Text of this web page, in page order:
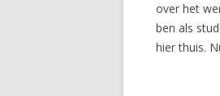
over het
ben als
hier thuis.